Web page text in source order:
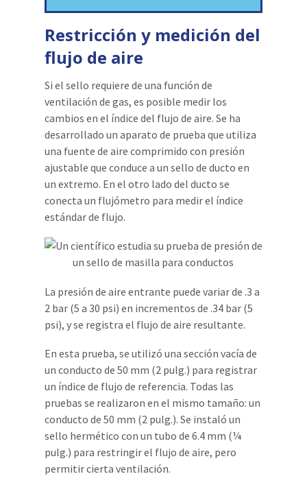
Restricción y medición del
flujo de aire
Si el sello requiere de una función de
ventilación de gas, es posible medir los
cambios en el índice del flujo de aire. Se ha
desarrollado un aparato de prueba que utiliza
una fuente de aire comprimido con presión
ajustable que conduce a un sello de ducto en
un extremo. En el otro lado del ducto se
conecta un flujómetro para medir el índice
estándar de flujo.
La presión de aire entrante puede variar de .3 a
2 bar (5 a 30 psi) en incrementos de .34 bar (5
psi), y se registra el flujo de aire resultante.
En esta prueba, se utilizó una sección vacía de
un conducto de 50 mm (2 pulg.) para registrar
un índice de flujo de referencia. Todas las
pruebas se realizaron en el mismo tamaño: un
conducto de 50 mm (2 pulg.). Se instaló un
sello hermético con un tubo de 6.4 mm (¼
pulg.) para restringir el flujo de aire, pero
permitir cierta ventilación.